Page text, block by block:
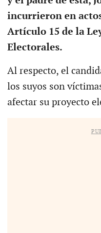
incurrieron en
Artículo 15 de la
Electorales.
Al respecto, el
los suyos son
afectar su proyecto